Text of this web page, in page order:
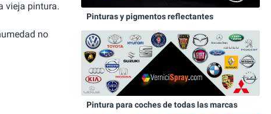
vieja pintura.
no
Pinturas y pigmentos reflectantes
Pintura para coches de todas las marcas